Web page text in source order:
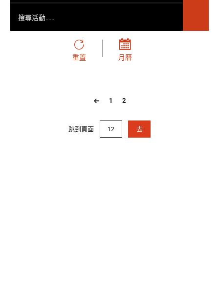
重置 月曆
1 2
跳到頁面 去